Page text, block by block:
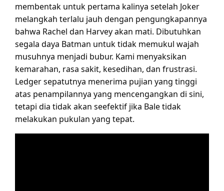
membentak untuk pertama kalinya setelah Joker
melangkah terlalu jauh dengan pengungkapannya
bahwa Rachel dan Harvey akan mati. Dibutuhkan
segala daya Batman untuk tidak memukul wajah
musuhnya menjadi bubur. Kami menyaksikan
kemarahan, rasa sakit, kesedihan, dan frustrasi.
Ledger sepatutnya menerima pujian yang tinggi
atas penampilannya yang mencengangkan di sini,
tetapi dia tidak akan seefektif jika Bale tidak
melakukan pukulan yang tepat.